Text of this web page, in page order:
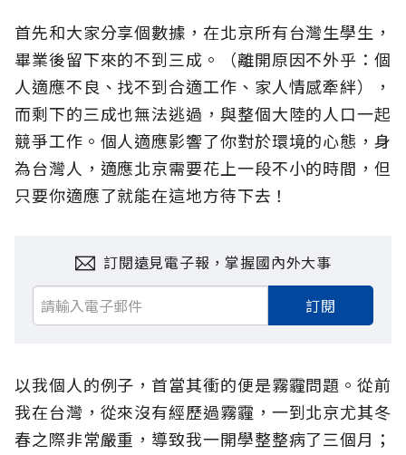
首先和大家分享個數據，在北京所有台灣生學生，
畢業後留下來的不到三成。（離開原因不外乎：個
人適應不良、找不到合適工作、家人情感牽絆），
而剩下的三成也無法逃過，與整個大陸的人口一起
競爭工作。個人適應影響了你對於環境的心態，身
為台灣人，適應北京需要花上一段不小的時間，但
只要你適應了就能在這地方待下去！
訂閱遠見電子報，掌握國內外大事
訂閱
以我個人的例子，首當其衝的便是霧霾問題。從前
我在台灣，從來沒有經歷過霧霾，一到北京尤其冬
春之際非常嚴重，導致我一開學整整病了三個月；